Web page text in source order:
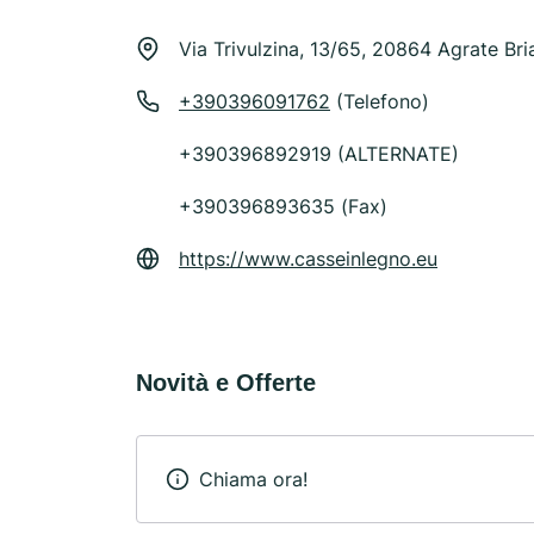
Via Trivulzina, 13/65, 20864 Agrate
+390396091762 (Telefono)
+390396892919 (ALTERNATE)
+390396893635 (Fax)
https://www.casseinlegno.eu
Novità e Offerte
Chiama ora!